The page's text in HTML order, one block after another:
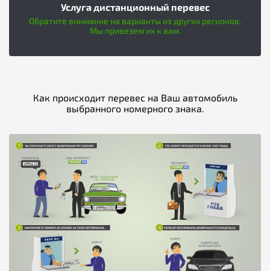
Услуга дистанционный перевес
Обратите внимание на варианты из других регионов.
Мы привезем их к вам.
Как происходит перевес на Ваш автомобиль
выбранного номерного знака.